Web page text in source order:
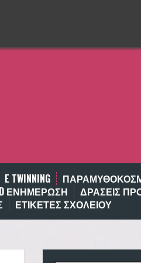
E TWINNING
ΕΝΗΜΕΡΩΣΗ
ΔΡΑΣΕΙΣ
ΕΤΙΚΈΤΕΣ ΣΧΟΛΕΊΟΥ